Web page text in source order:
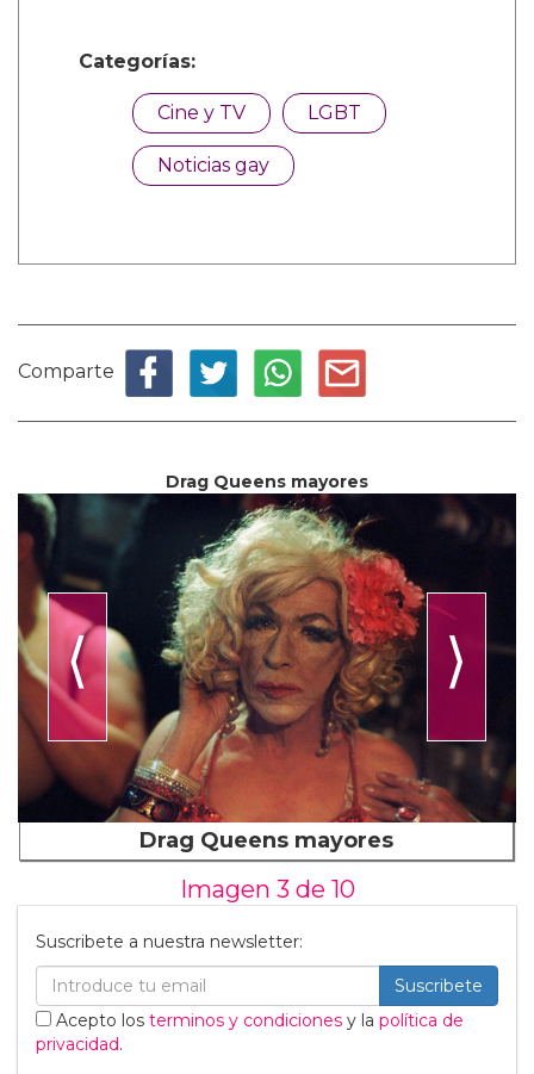
Categorías:
Cine y TV LGBT
Noticias gay
Comparte
Drag Queens mayores
⟨ ⟩
Drag Queens mayores
Imagen 3 de 10
Suscribete a nuestra newsletter:
Suscribete
Acepto los terminos y condiciones y la política de
privacidad.